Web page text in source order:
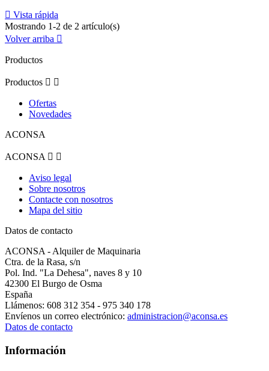
 Vista rápida
Mostrando 1-2 de 2 artículo(s)
Volver arriba 
Productos
Productos  
Ofertas
Novedades
ACONSA
ACONSA  
Aviso legal
Sobre nosotros
Contacte con nosotros
Mapa del sitio
Datos de contacto
ACONSA - Alquiler de Maquinaria
Ctra. de la Rasa, s/n
Pol. Ind. "La Dehesa", naves 8 y 10
42300 El Burgo de Osma
España
Llámenos: 608 312 354 - 975 340 178
Envíenos un correo electrónico: administracion@aconsa.es
Datos de contacto
Información